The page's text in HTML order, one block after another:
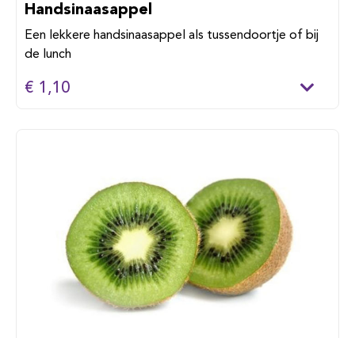
Handsinaasappel
Een lekkere handsinaasappel als tussendoortje of bij
de lunch
€ 1,10